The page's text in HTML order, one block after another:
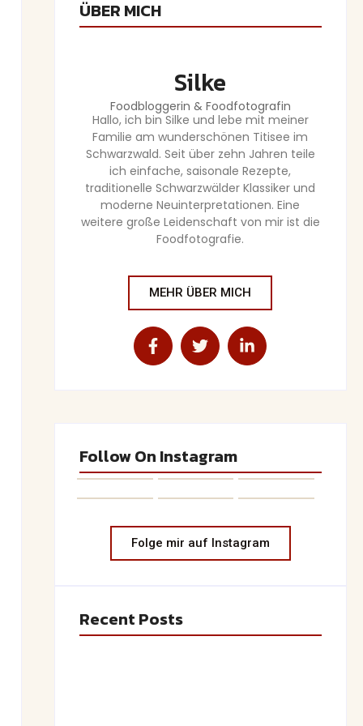
ÜBER MICH
Silke
Foodbloggerin & Foodfotografin
Hallo, ich bin Silke und lebe mit meiner
Familie am wunderschönen Titisee im
Schwarzwald. Seit über zehn Jahren teile
ich einfache, saisonale Rezepte,
traditionelle Schwarzwälder Klassiker und
moderne Neuinterpretationen. Eine
weitere große Leidenschaft von mir ist die
Foodfotografie.
MEHR ÜBER MICH
Follow On Instagram
Folge mir auf Instagram
Recent Posts